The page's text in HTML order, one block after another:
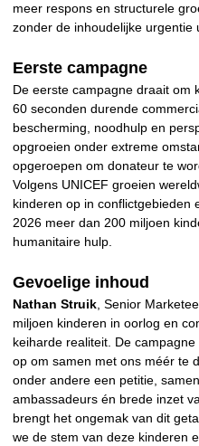
meer respons en structurele
zonder de inhoudelijke urgentie
Eerste campagne
De eerste campagne draait om
60 seconden durende
bescherming, noodhulp en
opgroeien onder extreme
opgeroepen om donateur te
Volgens UNICEF groeien
kinderen op in conflictgebieden
2026 meer dan 200 miljoen
humanitaire hulp.
Gevoelige inhoud
Nathan Struik , Senior
miljoen kinderen in oorlog en
keiharde realiteit. De campagne
op om samen met ons méér te
onder andere een petitie,
ambassadeurs én brede inzet
brengt het ongemak van dit
we de stem van deze kinderen